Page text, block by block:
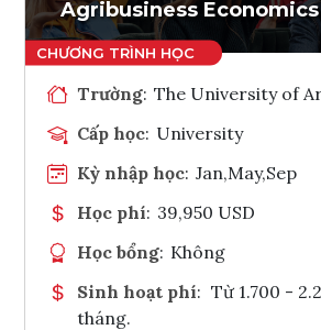
Agribusiness
Trường: The University of
Cấp học: University
Kỳ nhập học: Jan,May,Sep
Học phí: 39,950 USD
Học bổng: Không
Sinh hoạt phí: Từ 1.700 -
tháng.